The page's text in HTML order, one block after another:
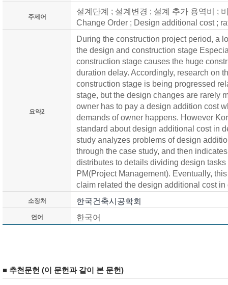
주제어
설계단계 ; 설계변경 ; 설계 추가 용역비 ;
Change Order ; Design additional cost ;
요약2
During the construction project period, a
the design and construction stage
construction stage causes the huge
duration delay. Accordingly, research on
construction stage is being progressed
stage, but the design changes are rarely
owner has to pay a design addition cost
demands of owner happens. However
standard about design additional cost in
study analyzes problems of design
through the case study, and then
distributes to details dividing design
PM(Project Management). Eventually,
claim related the design additional cost in
소장처 한국건축시공학회
언어 한국어
■ 추천문헌 (이 문헌과 같이 본 문헌)